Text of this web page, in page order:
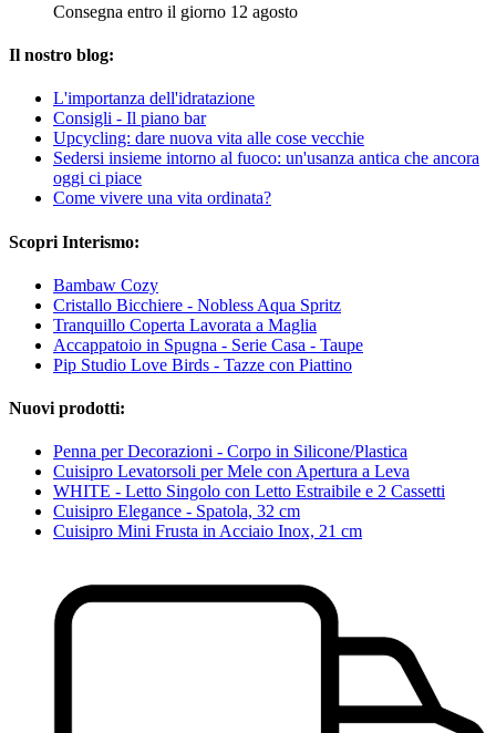
Consegna entro il giorno 12 agosto
Il nostro blog:
L'importanza dell'idratazione
Consigli - Il piano bar
Upcycling: dare nuova vita alle cose vecchie
Sedersi insieme intorno al fuoco: un'usanza antica che ancora
oggi ci piace
Come vivere una vita ordinata?
Scopri Interismo:
Bambaw Cozy
Cristallo Bicchiere - Nobless Aqua Spritz
Tranquillo Coperta Lavorata a Maglia
Accappatoio in Spugna - Serie Casa - Taupe
Pip Studio Love Birds - Tazze con Piattino
Nuovi prodotti:
Penna per Decorazioni - Corpo in Silicone/Plastica
Cuisipro Levatorsoli per Mele con Apertura a Leva
WHITE - Letto Singolo con Letto Estraibile e 2 Cassetti
Cuisipro Elegance - Spatola, 32 cm
Cuisipro Mini Frusta in Acciaio Inox, 21 cm